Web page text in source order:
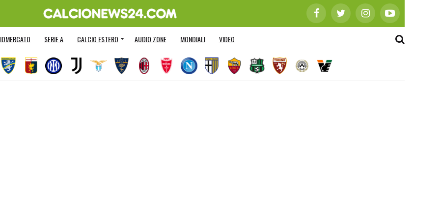
SERIE A CALCIO ESTERO AUDIO ZONE MONDIALI VIDEO